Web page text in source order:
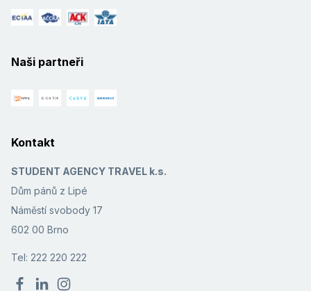
Naši partneři
Kontakt
STUDENT AGENCY TRAVEL k.s.
Dům pánů z Lipé
Náměstí svobody 17
602 00 Brno
Tel: 222 220 222